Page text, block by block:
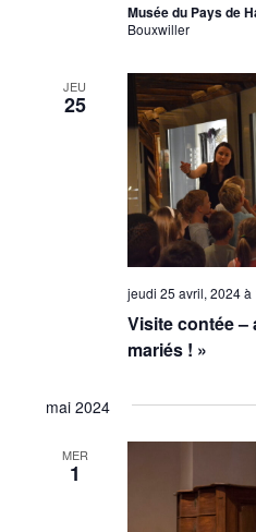
Musée du Pays de
Bouxwiller
JEU
25
Visite contée –
mariés ! »
jeudi 25 avril, 2024 à
mai 2024
MER
1